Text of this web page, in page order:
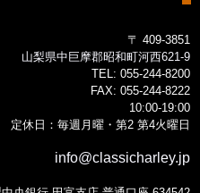
〒 409-3851
山梨県中巨摩郡昭和町河西621-9
TEL: 055-244-8200
FAX: 055-244-8222
10:00-19:00
定休日：毎週月曜・第2 第4火曜日
info@classicharley.jp